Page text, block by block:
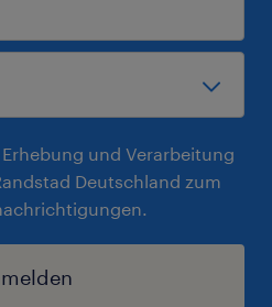
und Verarbeitung
Deutschland zum